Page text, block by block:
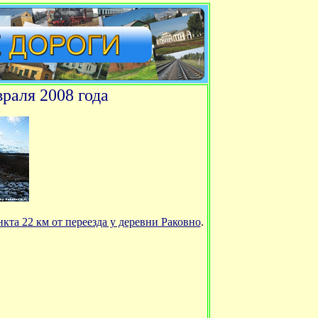
2008 года
22 км от переезда у деревни Раковно.